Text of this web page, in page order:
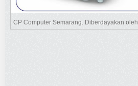
CP Computer Semarang. Diberdayakan oleh